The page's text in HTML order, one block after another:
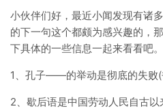
小伙伴们好，最近小闻发现有诸
的下一句这个都颇为感兴趣的，
下具体的一些信息一起来看看吧。
1、孔子——的举动是彻底的失败(
2、歇后语是中国劳动人民自古